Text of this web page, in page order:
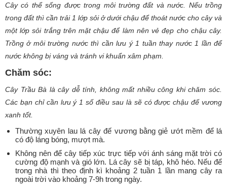
Cây có thể sống được trong môi trường đất và nước. Nếu trồng
trong đất thì cần trải 1 lớp sỏi ở dưới chậu để thoát nước cho cây và
một lớp sỏi trắng trên mặt chậu để làm nên vẻ đẹp cho chậu cây.
Trồng ở môi trường nước thì cần lưu ý 1 tuần thay nước 1 lần để
nước không bị váng và tránh vi khuẩn xâm phạm.
Chăm sóc:
Cây Trầu Bà là cây dễ tính, không mất nhiều công khi chăm sóc.
Các bạn chỉ cần lưu ý 1 số điều sau là sẽ có được chậu đế vương
xanh tốt.
Thường xuyên lau lá cây đế vương bằng giẻ ướt mềm để lá
có độ láng bóng, mượt mà.
Không nên để cây tiếp xúc trực tiếp với ánh sáng mặt trời có
cường độ mạnh và gió lớn. Lá cây sẽ bị táp, khô héo. Nếu để
trong nhà thì theo định kì khoảng 2 tuần 1 lần mang cây ra
ngoài trời vào khoảng 7-9h trong ngày.